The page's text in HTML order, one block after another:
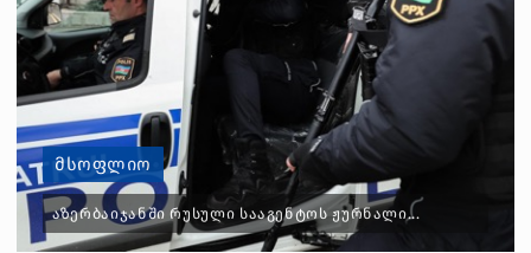
ᲛᲡᲝᲤᲚᲘᲝ
ᲐᲖᲔᲠᲑᲐᲘᲯᲐᲜᲨᲘ ᲠᲣᲡᲣᲚᲘ ᲡᲐᲐᲒᲔᲜᲢᲝᲡ ᲟᲣᲠᲜᲐᲚᲘ...